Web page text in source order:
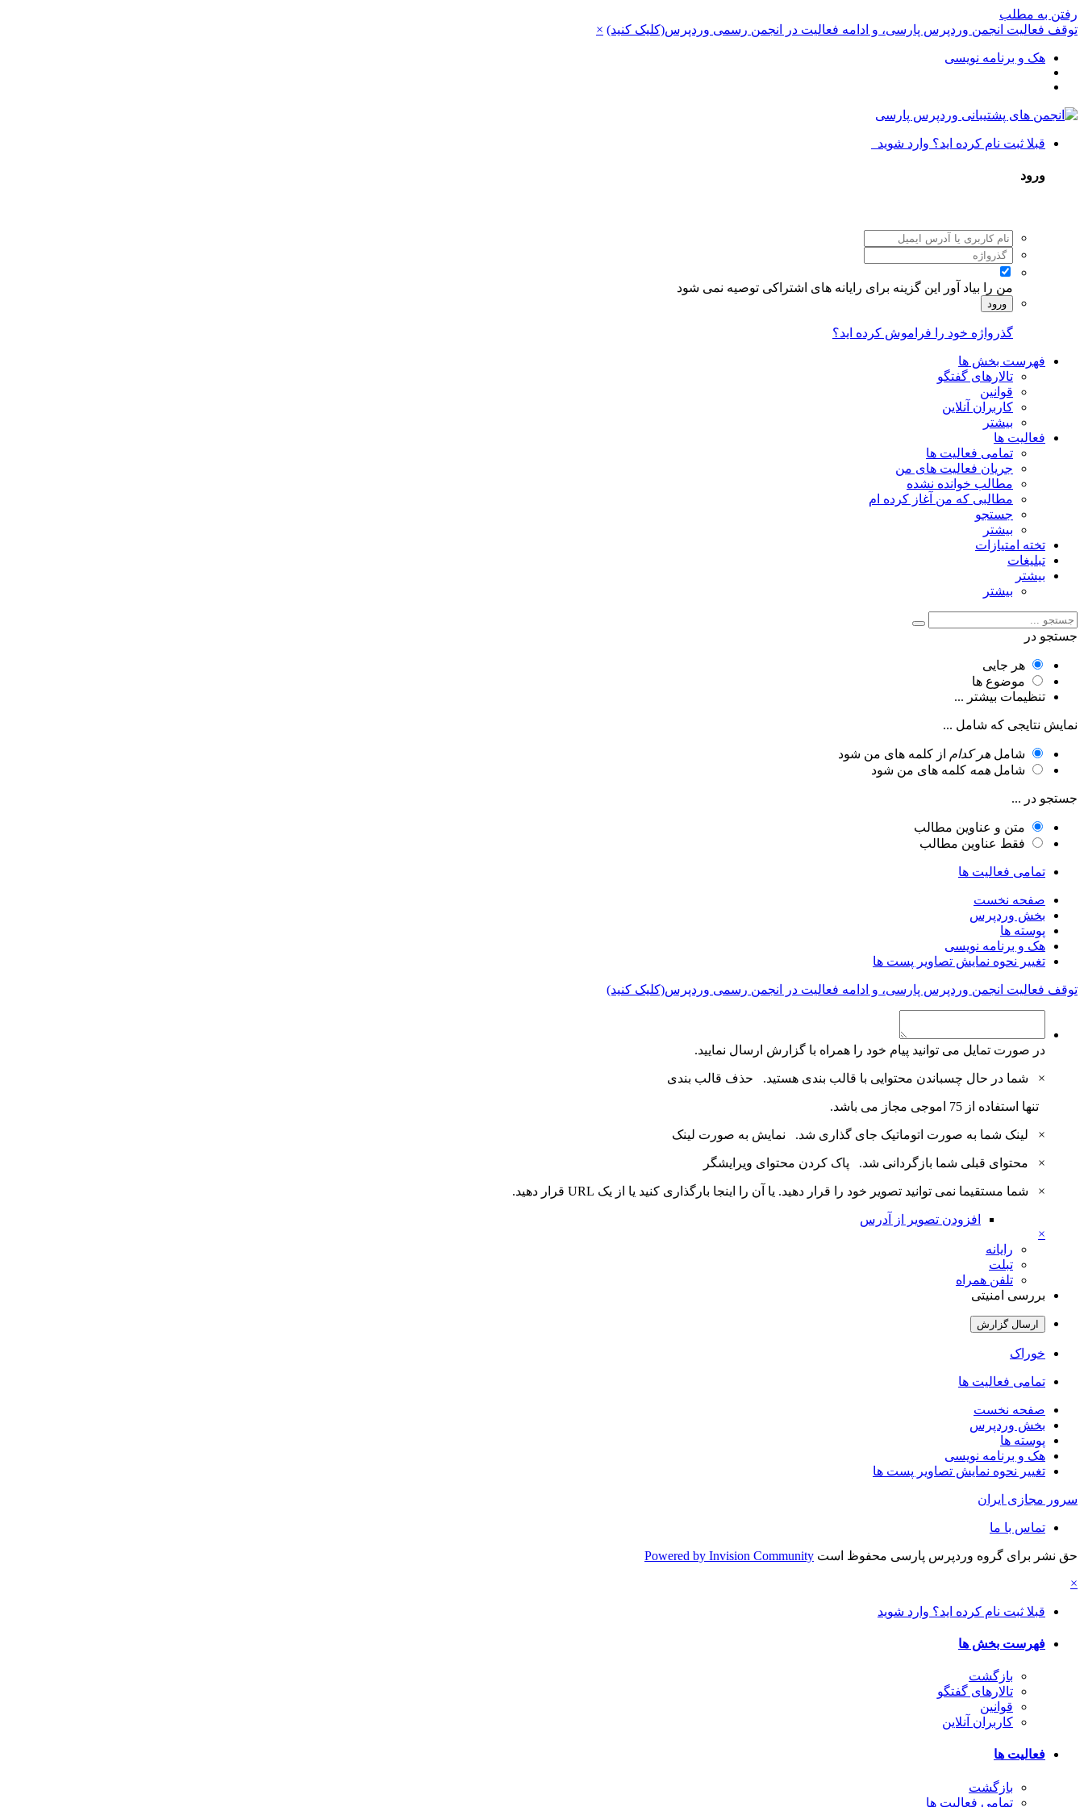
رفتن به مطلب
توقف فعالیت انجمن وردپرس پارسی، و ادامه فعالیت در انجمن رسمی وردپرس(کلیک کنید) ×
هک و برنامه نویسی
قبلا ثبت نام کرده اید؟ وارد شوید
ورود
من را بیاد آور این گزینه برای رایانه های اشتراکی توصیه نمی شود
ورود
گذرواژه خود را فراموش کرده اید؟
فهرست بخش ها
تالارهای گفتگو
قوانین
کاربران آنلاین
بیشتر
فعالیت ها
تمامی فعالیت ها
جریان فعالیت های من
مطالب خوانده نشده
مطالبی که من آغاز کرده ام
جستجو
بیشتر
تخته امتیازات
تبلیغات
بیشتر
بیشتر
جستجو در
هر جایی
موضوع ها
تنظیمات بیشتر ...
نمایش نتایجی که شامل ...
شامل هر کدام از کلمه های من شود
شامل همه کلمه های من شود
جستجو در ...
متن و عناوین مطالب
فقط عناوین مطالب
تمامی فعالیت ها
صفحه نخست
بخش وردپرس
پوسته ها
هک و برنامه نویسی
تغییر نحوه نمایش تصاویر پست ها
توقف فعالیت انجمن وردپرس پارسی، و ادامه فعالیت در انجمن رسمی وردپرس(کلیک کنید)
در صورت تمایل می توانید پیام خود را همراه با گزارش ارسال نمایید.
× شما در حال چسباندن محتوایی با قالب بندی هستید. حذف قالب بندی
تنها استفاده از 75 اموجی مجاز می باشد.
× لینک شما به صورت اتوماتیک جای گذاری شد. نمایش به صورت لینک
× محتوای قبلی شما بازگردانی شد. پاک کردن محتوای ویرایشگر
× شما مستقیما نمی توانید تصویر خود را قرار دهید. یا آن را اینجا بارگذاری کنید یا از یک URL قرار دهید.
افزودن تصویر از آدرس
×
رایانه
تبلت
تلفن همراه
بررسی امنیتی
ارسال گزارش
خوراک
تمامی فعالیت ها
صفحه نخست
بخش وردپرس
پوسته ها
هک و برنامه نویسی
تغییر نحوه نمایش تصاویر پست ها
سرور مجازی ایران
تماس با ما
حق نشر برای گروه وردپرس پارسی محفوظ است Powered by Invision Community
×
قبلا ثبت نام کرده اید؟ وارد شوید
فهرست بخش ها
بازگشت
تالارهای گفتگو
قوانین
کاربران آنلاین
فعالیت ها
بازگشت
تمامی فعالیت ها